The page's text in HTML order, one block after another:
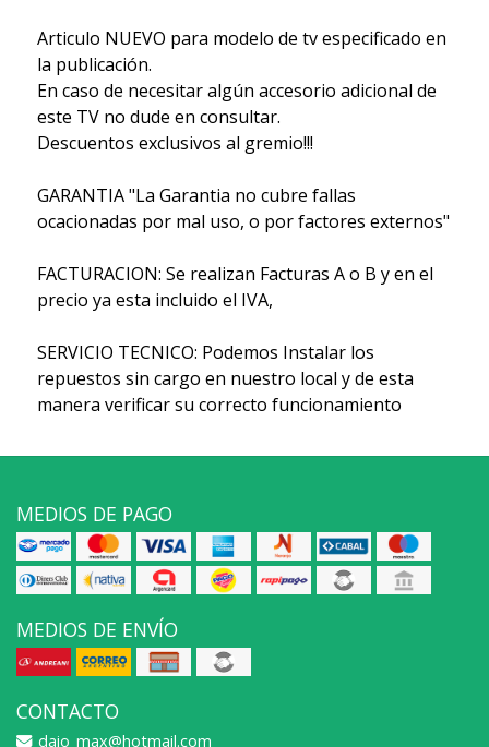
Articulo NUEVO para modelo de tv especificado en
la publicación.
En caso de necesitar algún accesorio adicional de
este TV no dude en consultar.
Descuentos exclusivos al gremio!!!
GARANTIA "La Garantia no cubre fallas
ocacionadas por mal uso, o por factores externos"
FACTURACION: Se realizan Facturas A o B y en el
precio ya esta incluido el IVA,
SERVICIO TECNICO: Podemos Instalar los
repuestos sin cargo en nuestro local y de esta
manera verificar su correcto funcionamiento
MEDIOS DE PAGO
MEDIOS DE ENVÍO
CONTACTO
daio_max@hotmail.com